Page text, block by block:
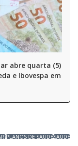
abre quarta (5) em
e Ibovespa em alta
PLANOS DE SAÚDESAÚDE